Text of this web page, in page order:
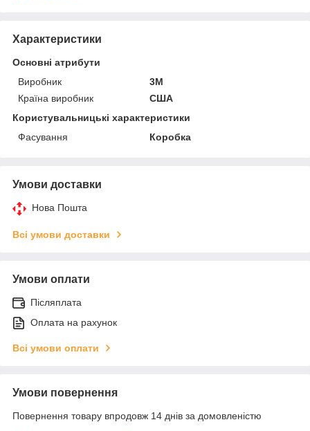
Характеристики
Основні атрибути
Виробник
3М
Країна виробник
США
Користувальницькі характеристики
Фасування
Коробка
Умови доставки
Нова Пошта
Всі умови доставки
Умови оплати
Післяплата
Оплата на рахунок
Всі умови оплати
Умови повернення
Повернення товару впродовж 14 днів за домовленістю